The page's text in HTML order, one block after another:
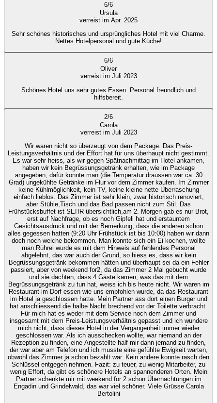
6/6
Ursula
verreist im Apr. 2025
Sehr schönes historisches und ursprüngliches Hotel mit viel Charme.
Nettes Hotelpersonal und gute Küche!
6/6
Oliver
verreist im Juli 2023
Schönes Hotel uns sehr gutes Essen. Personal freundlich und
hilfsbereit.
2/6
Carola
verreist im Juli 2023
Wir waren nicht so überzeugt von dem Package. Das Preis-
Leistungsverhältnis und der Effort hat für uns überhaupt nicht gestimmt.
Es war sehr heiss, als wir gegen Spätnachmittag im Hotel ankamen,
haben wir kein Begrüssungsgetränk erhalten, wie im Package
angegeben, dafür konnte man (die Temperatur draussen war ca. 30
Grad) ungekühlte Getränke im Flur vor dem Zimmer kaufen. Im Zimmer
keine Kühlmöglichkeit, kein TV, keine kleine nette Überraschung
einfach lieblos. Das Zimmer ist sehr klein, zwar historisch renoviert,
aber Stühle,Tisch und das Bad passen nicht zum Stil. Das
Frühstücksbuffet ist SEHR übersichtlich,am 2. Morgen gab es nur Brot,
erst auf Nachfrage, ob es noch Gipfeli hat und erstauntem
Gesichtsausdruck und mit der Bemerkung, dass die anderen schon
alles gegessen hatten (9:20 Uhr Frühstück ist bis 10:00) haben wir dann
doch noch welche bekommen. Man konnte sich ein Ei kochen, wollte
man Rührei wurde es mit dem Hinweis auf fehlendes Personal
abgelehnt, das war auch der Grund, so hiess es, dass wir kein
Begrüssungsgetränk bekommen hätten und überhaupt sei da ein Fehler
passiert, aber von weekend for2, da das Zimmer 2 Mal gebucht wurde
und sie dachten, dass 4 Gäste kämen, was das mit dem
Begrüssungsgetränk zu tun hat, weiss ich bis heute nicht. Wir waren im
Restaurant im Dorf essen wie uns empfohlen wurde, da das Restaurant
im Hotel ja geschlossen hatte. Mein Partner ass dort einen Burger und
hat anschliessend die halbe Nacht brechend vor der Toilette verbracht.
Für mich hat es weder mit dem Service noch dem Zimmer und
insgesamt mit dem Preis-Leistungsverhältnis gepasst und ich wundere
mich nicht, dass dieses Hotel in der Vergangenheit immer wieder
geschlossen war. Als ich ausschecken wollte, war niemand an der
Rezeption zu finden, eine Angestellte half mir dann jemand zu finden,
der war aber am Telefon und ich musste eine gefühlte Ewigkeit warten,
obwohl das Zimmer ja schon bezahlt war. Kein andere konnte rasch den
Schlüssel entgegen nehmen. Fazit: zu teuer, zu wenig Mitarbeiter, zu
wenig Effort, da gibt es schönere Hotels an spannenderen Orten. Mein
Partner schenkte mir mit weekend for 2 schon Übernachtungen im
Engadin und Grindelwald, das war viel schöner. Viele Grüsse Carola
Bertolini